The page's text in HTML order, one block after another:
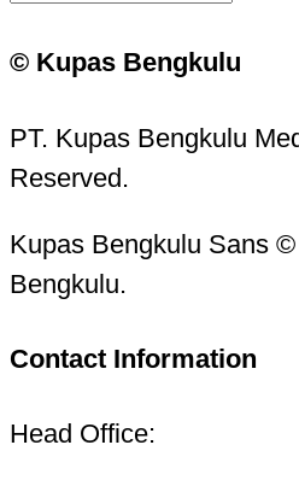
© Kupas Bengkulu
PT. Kupas Bengkulu
Reserved.
Kupas Bengkulu Sans
Bengkulu.
Contact Information
Head Office: